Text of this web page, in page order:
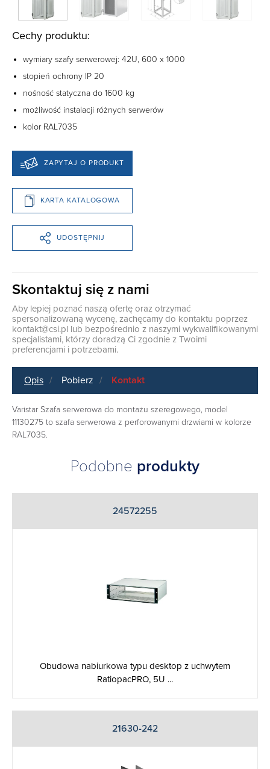
Cechy produktu:
wymiary szafy serwerowej: 42U, 600 x 1000
stopień ochrony IP 20
nośność statyczna do 1600 kg
możliwość instalacji różnych serwerów
kolor RAL7035
ZAPYTAJ O PRODUKT
KARTA KATALOGOWA
UDOSTĘPNIJ
Skontaktuj się z nami
Aby lepiej poznać naszą ofertę oraz otrzymać
spersonalizowaną wycenę, zachęcamy do kontaktu poprzez
kontakt@csi.pl lub bezpośrednio z naszymi wykwalifikowanymi
specjalistami, którzy doradzą Ci zgodnie z Twoimi
preferencjami i potrzebami.
Opis Pobierz Kontakt
Varistar Szafa serwerowa do montażu szeregowego, model
11130275 to szafa serwerowa z perforowanymi drzwiami w kolorze
RAL7035.
Podobne produkty
24572255
Obudowa nabiurkowa typu desktop z uchwytem
RatiopacPRO, 5U ...
21630-242